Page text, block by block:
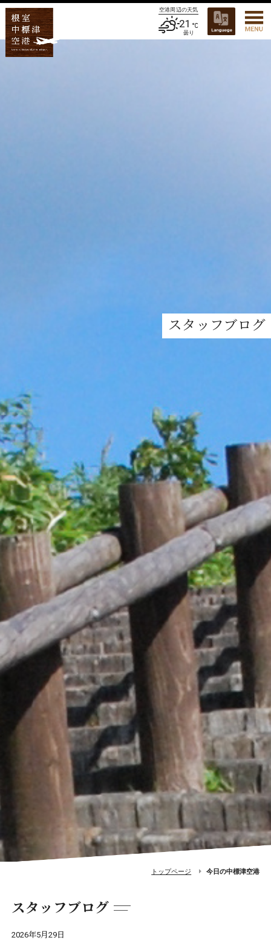
空港周辺の天気
21
曇り
スタッフブログ
トップページ 今日の中標津空港
スタッフブログ
2026年5月29日